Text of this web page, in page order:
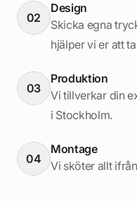
02
Design
Skicka egna
hjälper vi er att
03
Produktion
Vi tillverkar din
i Stockholm.
04
Montage
Vi sköter allt